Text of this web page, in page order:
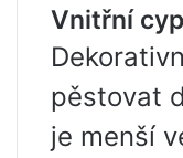
Vnitřní
pěstovat
je menší